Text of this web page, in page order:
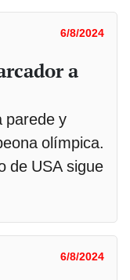
6/8/2024
a
parede y
olímpica.
de USA sigue
6/8/2024